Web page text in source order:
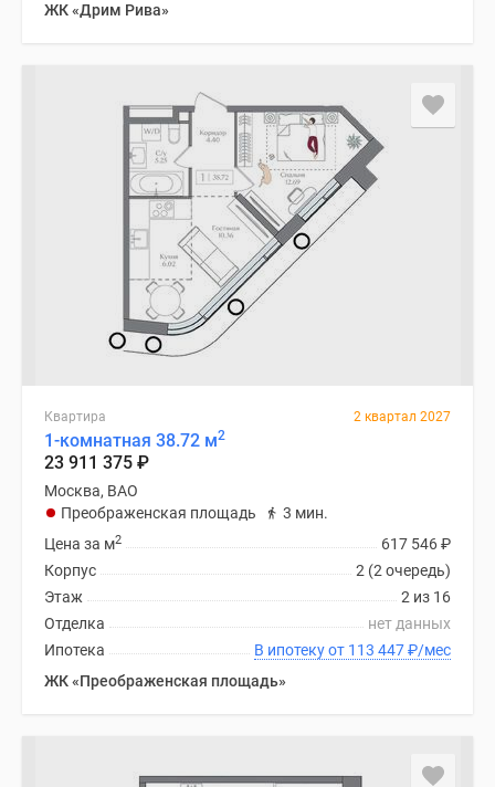
ЖК «Дрим Рива»
Квартира 2 квартал 2027
1-комнатная 38.72 м2
23 911 375 ₽
Москва, ВАО
Преображенская площадь
3 мин.
617 546₽
Цена за м2
2 (2 очередь)
Корпус
2 из 16
Этаж
нет данных
Отделка
В ипотеку от 113 447₽/мес
Ипотека
ЖК «Преображенская площадь»